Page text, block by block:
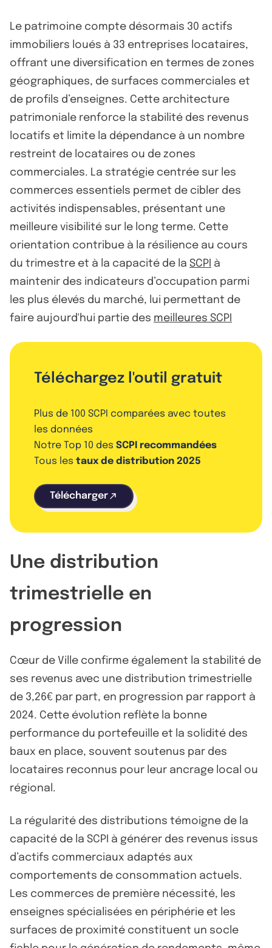
Le patrimoine compte désormais 30 actifs
immobiliers loués à 33 entreprises locataires,
offrant une diversification en termes de zones
géographiques, de surfaces commerciales et
de profils d’enseignes. Cette architecture
patrimoniale renforce la stabilité des revenus
locatifs et limite la dépendance à un nombre
restreint de locataires ou de zones
commerciales. La stratégie centrée sur les
commerces essentiels permet de cibler des
activités indispensables, présentant une
meilleure visibilité sur le long terme. Cette
orientation contribue à la résilience au cours
du trimestre et à la capacité de la SCPI à
maintenir des indicateurs d’occupation parmi
les plus élevés du marché, lui permettant de
faire aujourd'hui partie des meilleures SCPI
Téléchargez l'outil gratuit
Plus de 100 SCPI comparées avec toutes
les données
Notre Top 10 des SCPI recommandées
Tous les taux de distribution 2025
Télécharger
Une distribution
trimestrielle en
progression
Cœur de Ville confirme également la stabilité de
ses revenus avec une distribution trimestrielle
de 3,26€ par part, en progression par rapport à
2024. Cette évolution reflète la bonne
performance du portefeuille et la solidité des
baux en place, souvent soutenus par des
locataires reconnus pour leur ancrage local ou
régional.
La régularité des distributions témoigne de la
capacité de la SCPI à générer des revenus issus
d’actifs commerciaux adaptés aux
comportements de consommation actuels.
Les commerces de première nécessité, les
enseignes spécialisées en périphérie et les
surfaces de proximité constituent un socle